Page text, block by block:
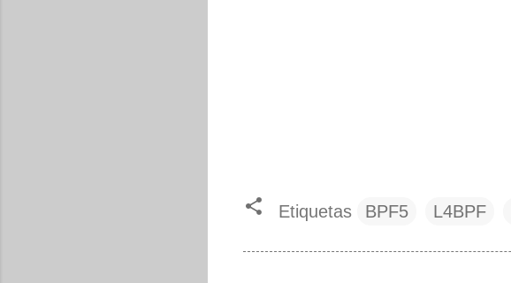
Etiquetas BPF5 L4BPF